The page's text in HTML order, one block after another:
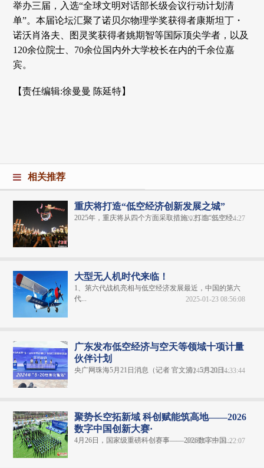
举办三届，入选“全球文明对话部长级会议行动计划清
单”。本届论坛汇聚了诺贝尔物理学奖获得者康斯坦丁・
诺沃肖洛夫、图灵奖获得者姚期智等国际顶尖学者，以及
120余位院士、70余位国内外大学校长在内的千余位嘉
宾。
【责任编辑:徐曼曼 陈延特】
相关推荐
重庆将打造“低空经济创新发展之城”
2025年，重庆将从四个方面采取措施，打造“低空经...
2025-04-25 17:24:27
大型无人机时代来临！
1、第六代战机亮相与低空经济发展最近，中国的第六
代...
2025-01-23 08:56:08
广东发布低空经济与空天等领域十项计量
伙伴计划
央广网珠海5月21日消息（记者 官文清）5月20日...
2024-05-21 14:33:44
聚势长空拓新域 科创赋能筑高地——2026
数字中国创新大赛·
4月26日，国家级重磅科创赛事——2026数字中国...
2026-04-29 11:22:07